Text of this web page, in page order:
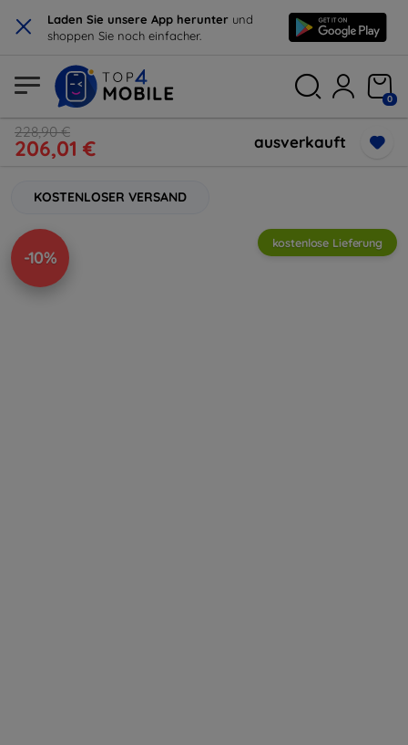
× Laden Sie unsere App herunter und
shoppen Sie noch einfacher.
0
228,90 €
206,01 € ausverkauft
KOSTENLOSER VERSAND
-10%
kostenlose Lieferung